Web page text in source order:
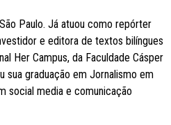
Paulo. Já atuou como repórter
e editora de textos bilíngues
Her Campus, da Faculdade Cásper
sua graduação em Jornalismo em
social media e comunicação